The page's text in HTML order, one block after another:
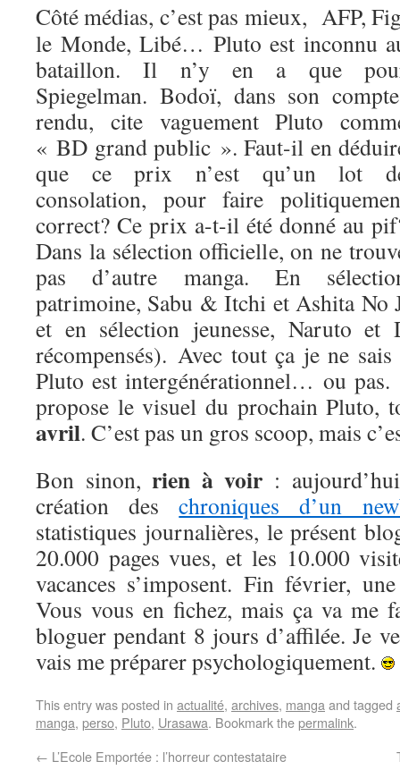
Côté médias, c’est pas mieux, AFP,
le Monde, Libé… Pluto est inconnu
bataillon. Il n’y en a que
Spiegelman. Bodoï, dans son
rendu, cite vaguement Pluto
« BD grand public ». Faut-il en
que ce prix n’est qu’un lot
consolation, pour faire
correct? Ce prix a-t-il été donné au
Dans la sélection officielle, on ne
pas d’autre manga. En
patrimoine, Sabu & Itchi et Ashita No
et en sélection jeunesse, Naruto et
récompensés). Avec tout ça je ne
Pluto est intergénérationnel… ou
propose le visuel du prochain Pluto,
avril. C’est pas un gros scoop, mais
Bon sinon,rien à voir :
création deschroniques d’un
statistiques journalières, le présent
20.000 pages vues, et les 10.000
vacances s’imposent. Fin février,
Vous vous en fichez, mais ça va me
bloguer pendant 8 jours d’affilée. Je
vais me préparer psychologiquement.
This entry was posted in actualité, archives, manga and tagged
manga, perso, Pluto, Urasawa. Bookmark thepermalink.
← L’Ecole Emportée : l’horreur contestataire